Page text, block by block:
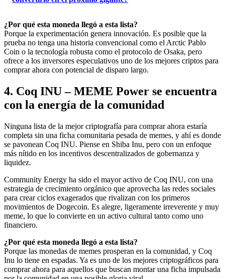
¿Por qué esta moneda llegó a esta lista?
Porque la experimentación genera innovación. Es posible que la
prueba no tenga una historia convencional como el Arctic Pablo
Coin o la tecnología robusta como el protocolo de Osaka, pero
ofrece a los inversores especulativos uno de los mejores criptos para
comprar ahora con potencial de disparo largo.
4. Coq INU – MEME Power se encuentra
con la energía de la comunidad
Ninguna lista de la mejor criptografía para comprar ahora estaría
completa sin una ficha comunitaria pesada de memes, y ahí es donde
se pavonean Coq INU. Piense en Shiba Inu, pero con un enfoque
más nítido en los incentivos descentralizados de gobernanza y
liquidez.
Community Energy ha sido el mayor activo de Coq INU, con una
estrategia de crecimiento orgánico que aprovecha las redes sociales
para crear ciclos exagerados que rivalizan con los primeros
movimientos de Dogecoin. Es alegre, ligeramente irreverente y muy
meme, lo que lo convierte en un activo cultural tanto como uno
financiero.
¿Por qué esta moneda llegó a esta lista?
Porque las monedas de memes prosperan en la comunidad, y Coq
Inu lo tiene en espadas. Ya es uno de los mejores criptográficos para
comprar ahora para aquellos que buscan montar una ficha impulsada